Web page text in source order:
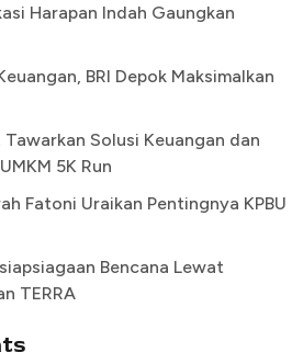
Harapan Indah Gaungkan
BRI Depok Maksimalkan
Tawarkan Solusi Keuangan dan
5K Run
Fatoni Uraikan Pentingnya KPBU
Bencana Lewat
TERRA